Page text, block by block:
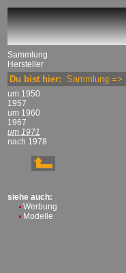
Sammlung
Hersteller
Du bist hier: Sammlung =>
um 1950
1957
um 1960
1967
um 1971
nach 1978
siehe auch:
Werbung
Modelle